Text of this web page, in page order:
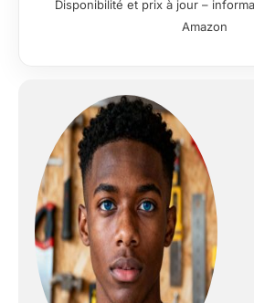
40mm pour le bois, 13mm
✅【Sécurité et Contrôle】
élevée. La poignée réglable à
s'applique à différents
système anti-vibration
réduire efficacement les
réduire la fatigue. La
empêche efficacement le
apporte une meilleure et
prise en main pendant
✅【Quatre Fonctions】
fonctions différentes pour le
Disponibilité et prix à jour –
Amazon